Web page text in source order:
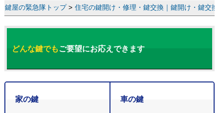
鍵屋の緊急隊トップ> 住宅の鍵開け・修理・鍵交換｜鍵開け・鍵交
どんな鍵でもご要望にお応えできます
家の鍵 車の鍵